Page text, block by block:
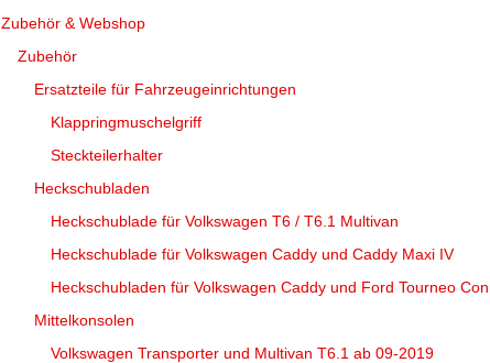
Zubehör & Webshop
Zubehör
Ersatzteile für Fahrzeugeinrichtungen
Klappringmuschelgriff
Steckteilerhalter
Heckschubladen
Heckschublade für Volkswagen T6 / T6.1 Multivan
Heckschublade für Volkswagen Caddy und Caddy Maxi IV
Heckschubladen für Volkswagen Caddy und Ford Tourneo
Mittelkonsolen
Volkswagen Transporter und Multivan T6.1 ab 09-2019